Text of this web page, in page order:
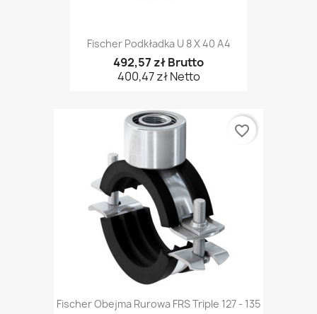
Fischer Podkładka U 8 X 40 A4
492,57 zł Brutto
400,47 zł Netto
Fischer Obejma Rurowa FRS Triple 127 - 135
favorite_border